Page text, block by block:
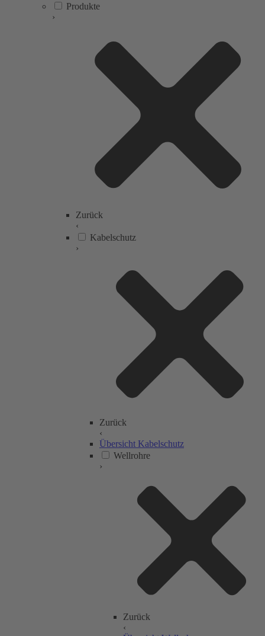
Produkte
›
Zurück
‹
Kabelschutz
›
Zurück
‹
Übersicht Kabelschutz
Wellrohre
›
Zurück
‹